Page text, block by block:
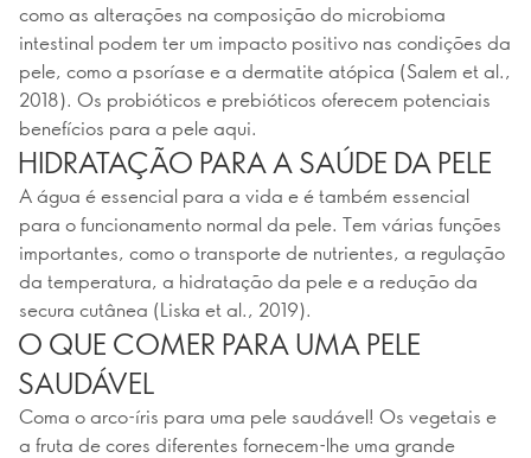
como as alterações na composição do microbioma
intestinal podem ter um impacto positivo nas condições da
pele, como a psoríase e a dermatite atópica (Salem et al.,
2018). Os probióticos e prebióticos oferecem potenciais
benefícios para a pele aqui.
HIDRATAÇÃO PARA A SAÚDE DA PELE
A água é essencial para a vida e é também essencial
para o funcionamento normal da pele. Tem várias funções
importantes, como o transporte de nutrientes, a regulação
da temperatura, a hidratação da pele e a redução da
secura cutânea (Liska et al., 2019).
O QUE COMER PARA UMA PELE
SAUDÁVEL
Coma o arco-íris para uma pele saudável! Os vegetais e
a fruta de cores diferentes fornecem-lhe uma grande